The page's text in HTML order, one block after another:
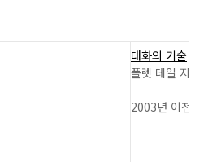
대화의 기술
폴렛 데일 지
2003년 이전